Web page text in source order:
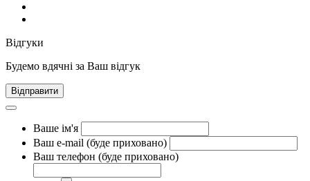
Відгуки
Будемо вдячні за Ваш відгук
Відправити
Ваше ім'я
Ваш e-mail (буде приховано)
Ваш телефон (буде приховано)